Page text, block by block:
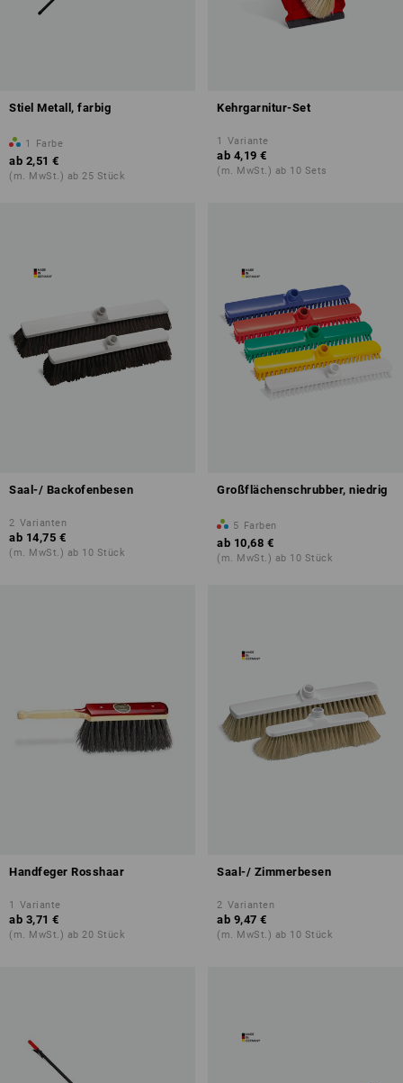
Stiel Metall, farbig
1 Farbe
ab 2,51 €
(m. MwSt.) ab 25 Stück
Kehrgarnitur-Set
1 Variante
ab 4,19 €
(m. MwSt.) ab 10 Sets
Saal-/ Backofenbesen
2 Varianten
ab 14,75 €
(m. MwSt.) ab 10 Stück
Großflächenschrubber, niedrig
5 Farben
ab 10,68 €
(m. MwSt.) ab 10 Stück
Handfeger Rosshaar
1 Variante
ab 3,71 €
(m. MwSt.) ab 20 Stück
Saal-/ Zimmerbesen
2 Varianten
ab 9,47 €
(m. MwSt.) ab 10 Stück